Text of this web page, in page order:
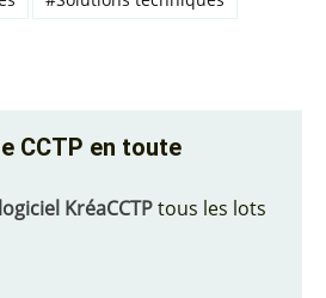
CCTP en toute
KréaCCTPtous les lots